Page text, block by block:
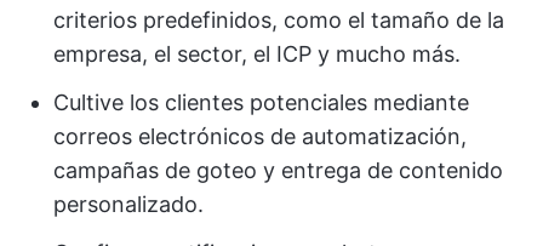
criterios predefinidos, como el tamaño de la
empresa, el sector, el ICP y mucho más.
Cultive los clientes potenciales mediante
correos electrónicos de automatización,
campañas de goteo y entrega de contenido
personalizado.